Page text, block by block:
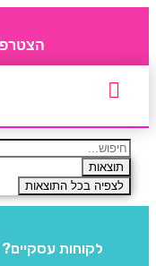
תוצאות
לצפיה בכל התוצאות
לקוחות עסקיים?